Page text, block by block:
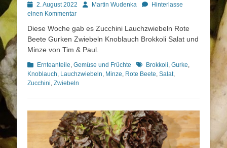
Posted
on
2. August 2022 AutorMartin Wudenka
Hinterlasse
einen Kommentar
Diese Woche gab es Zucchini Lauchzwiebeln Rote
Beete Gurken Zwiebeln Knoblauch Brokkoli Salat und
Minze von Tim & Paul.
Kategorien
Ernteanteile, Gemüse und Früchte Schlagworte
Brokkoli, Gurke,
Knoblauch, Lauchzwiebeln, Minze, Rote Beete, Salat,
Zucchini, Zwiebeln